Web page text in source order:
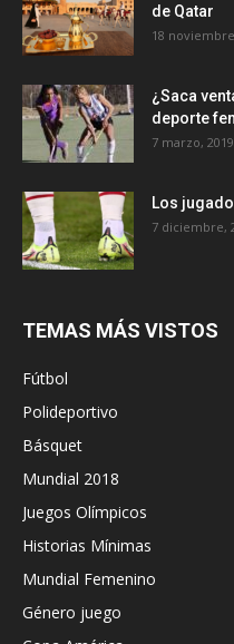
de Qatar
18
¿Saca
deporte
7 marzo, 2019
Los
7 diciembre,
TEMAS MÁS VISTOS
Fútbol
Polideportivo
Básquet
Mundial 2018
Juegos Olímpicos
Historias Mínimas
Mundial Femenino
Género juego